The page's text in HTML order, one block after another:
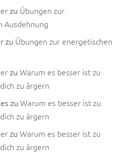
zu Übungen zur
Ausdehnung
zu Übungen zur energetischen
zu Warum es besser ist zu
zu ärgern
zu Warum es besser ist zu
zu ärgern
zu Warum es besser ist zu
zu ärgern